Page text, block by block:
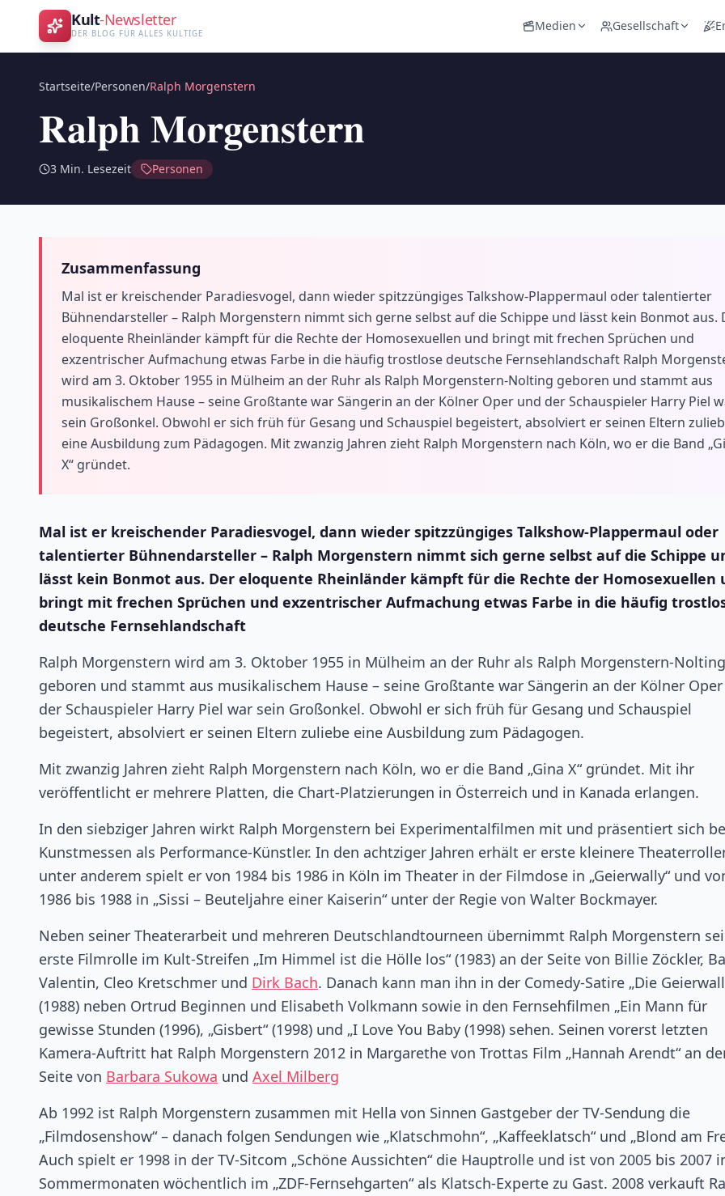
Kult-Newsletter
DER BLOG FÜR ALLES KULTIGE
Medien Gesellschaft
Startseite/Personen/Ralph Morgenstern
Ralph Morgenstern
3 Min. Lesezeit Personen
Zusammenfassung
Mal ist er kreischender Paradiesvogel, dann wieder spitzzüngiges Talkshow-Plappermaul oder talentierter
Bühnendarsteller – Ralph Morgenstern nimmt sich gerne selbst auf die Schippe und lässt kein Bonmot aus.
eloquente Rheinländer kämpft für die Rechte der Homosexuellen und bringt mit frechen Sprüchen und
exzentrischer Aufmachung etwas Farbe in die häufig trostlose deutsche Fernsehlandschaft Ralph
wird am 3. Oktober 1955 in Mülheim an der Ruhr als Ralph Morgenstern-Nolting geboren und stammt aus
musikalischem Hause – seine Großtante war Sängerin an der Kölner Oper und der Schauspieler Harry Piel
sein Großonkel. Obwohl er sich früh für Gesang und Schauspiel begeistert, absolviert er seinen Eltern
eine Ausbildung zum Pädagogen. Mit zwanzig Jahren zieht Ralph Morgenstern nach Köln, wo er die Band
X“ gründet.
Mal ist er kreischender Paradiesvogel, dann wieder spitzzüngiges Talkshow-Plappermaul oder
talentierter Bühnendarsteller – Ralph Morgenstern nimmt sich gerne selbst auf die Schippe
lässt kein Bonmot aus. Der eloquente Rheinländer kämpft für die Rechte der Homosexuellen
bringt mit frechen Sprüchen und exzentrischer Aufmachung etwas Farbe in die häufig
deutsche Fernsehlandschaft
Ralph Morgenstern wird am 3. Oktober 1955 in Mülheim an der Ruhr als Ralph Morgenstern-Nolting
geboren und stammt aus musikalischem Hause – seine Großtante war Sängerin an der Kölner
der Schauspieler Harry Piel war sein Großonkel. Obwohl er sich früh für Gesang und Schauspiel
begeistert, absolviert er seinen Eltern zuliebe eine Ausbildung zum Pädagogen.
Mit zwanzig Jahren zieht Ralph Morgenstern nach Köln, wo er die Band „Gina X“ gründet. Mit ihr
veröffentlicht er mehrere Platten, die Chart-Platzierungen in Österreich und in Kanada erlangen.
In den siebziger Jahren wirkt Ralph Morgenstern bei Experimentalfilmen mit und präsentiert sich
Kunstmessen als Performance-Künstler. In den achtziger Jahren erhält er erste kleinere
unter anderem spielt er von 1984 bis 1986 in Köln im Theater in der Filmdose in „Geierwally“ und
1986 bis 1988 in „Sissi – Beuteljahre einer Kaiserin“ unter der Regie von Walter Bockmayer.
Neben seiner Theaterarbeit und mehreren Deutschlandtourneen übernimmt Ralph Morgenstern
erste Filmrolle im Kult-Streifen „Im Himmel ist die Hölle los“ (1983) an der Seite von Billie Zöckler,
Valentin, Cleo Kretschmer und Dirk Bach. Danach kann man ihn in der Comedy-Satire „Die
(1988) neben Ortrud Beginnen und Elisabeth Volkmann sowie in den Fernsehfilmen „Ein Mann für
gewisse Stunden (1996), „Gisbert“ (1998) und „I Love You Baby (1998) sehen. Seinen vorerst letzten
Kamera-Auftritt hat Ralph Morgenstern 2012 in Margarethe von Trottas Film „Hannah Arendt“ an
Seite von Barbara Sukowa und Axel Milberg
Ab 1992 ist Ralph Morgenstern zusammen mit Hella von Sinnen Gastgeber der TV-Sendung die
„Filmdosenshow“ – danach folgen Sendungen wie „Klatschmohn“, „Kaffeeklatsch“ und „Blond am
Auch spielt er 1998 in der TV-Sitcom „Schöne Aussichten“ die Hauptrolle und ist von 2005 bis 2007
Sommermonaten wöchentlich im „ZDF-Fernsehgarten“ als Klatsch-Experte zu Gast. 2008 verkauft